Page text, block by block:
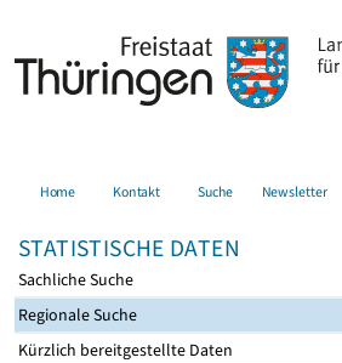
Home Kontakt Suche Newsletter
STATISTISCHE DATEN
Sachliche Suche
Regionale Suche
Kürzlich bereitgestellte Daten